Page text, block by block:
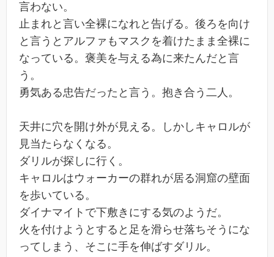
言わない。
止まれと言い全裸になれと告げる。後ろを向け
と言うとアルファもマスクを着けたまま全裸に
なっている。褒美を与える為に来たんだと言
う。
勇気ある忠告だったと言う。抱き合う二人。
天井に穴を開け外が見える。しかしキャロルが
見当たらなくなる。
ダリルが探しに行く。
キャロルはウォーカーの群れが居る洞窟の壁面
を歩いている。
ダイナマイトで下敷きにする気のようだ。
火を付けようとすると足を滑らせ落ちそうにな
ってしまう、そこに手を伸ばすダリル。